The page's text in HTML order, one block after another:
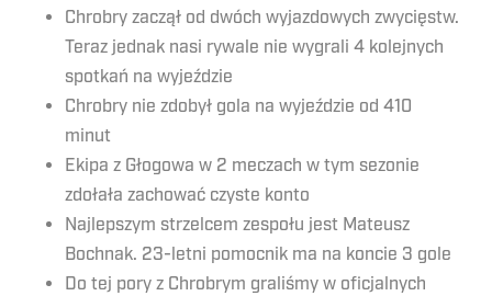
Chrobry zaczął od dwóch wyjazdowych zwycięstw.
Teraz jednak nasi rywale nie wygrali 4 kolejnych
spotkań na wyjeździe
Chrobry nie zdobył gola na wyjeździe od 410
minut
Ekipa z Głogowa w 2 meczach w tym sezonie
zdołała zachować czyste konto
Najlepszym strzelcem zespołu jest Mateusz
Bochnak. 23-letni pomocnik ma na koncie 3 gole
Do tej pory z Chrobrym graliśmy w oficjalnych